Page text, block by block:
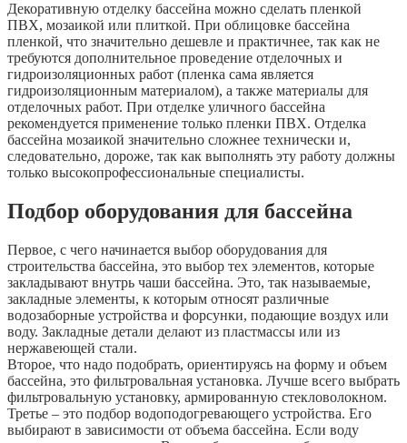
Декоративную отделку бассейна можно сделать пленкой
ПВХ, мозаикой или плиткой. При облицовке бассейна
пленкой, что значительно дешевле и практичнее, так как не
требуются дополнительное проведение отделочных и
гидроизоляционных работ (пленка сама является
гидроизоляционным материалом), а также материалы для
отделочных работ. При отделке уличного бассейна
рекомендуется применение только пленки ПВХ. Отделка
бассейна мозаикой значительно сложнее технически и,
следовательно, дороже, так как выполнять эту работу должны
только высокопрофессиональные специалисты.
Подбор оборудования для бассейна
Первое, с чего начинается выбор оборудования для
строительства бассейна, это выбор тех элементов, которые
закладывают внутрь чаши бассейна. Это, так называемые,
закладные элементы, к которым относят различные
водозаборные устройства и форсунки, подающие воздух или
воду. Закладные детали делают из пластмассы или из
нержавеющей стали.
Второе, что надо подобрать, ориентируясь на форму и объем
бассейна, это фильтровальная установка. Лучше всего выбрать
фильтровальную установку, армированную стекловолокном.
Третье – это подбор водоподогревающего устройства. Его
выбирают в зависимости от объема бассейна. Если воду